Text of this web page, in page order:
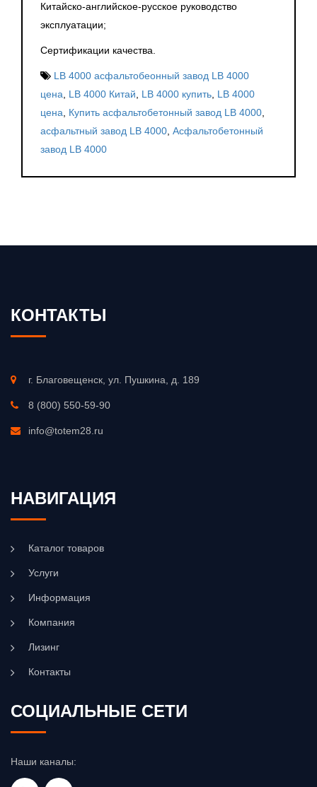
Китайско-английское-русское руководство
эксплуатации;
Сертификации качества.
LB 4000 асфальтобеонный завод LB 4000
цена
LB 4000 Китай LB 4000 купить LB 4000
цена
Купить асфальтобетонный завод LB 4000
асфальтный завод LB 4000 Асфальтобетонный
завод LB 4000
КОНТАКТЫ
г. Благовещенск, ул. Пушкина, д. 189
8 (800) 550-59-90
info@totem28.ru
НАВИГАЦИЯ
Каталог товаров
Услуги
Информация
Компания
Лизинг
Контакты
СОЦИАЛЬНЫЕ СЕТИ
Наши каналы: